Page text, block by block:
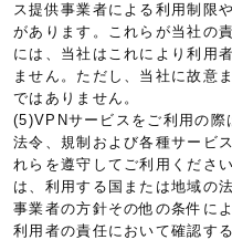
ス提供事業者による利用制限
があります。これらが当社の
には、当社はこれにより利用
ません。ただし、当社に故意
ではありません。
(5)VPNサービスをご利用の際
法令、規制および各種サービ
れらを遵守してご利用くださ
は、利用する国または地域の
事業者の方針その他の条件に
利用者の責任において確認す